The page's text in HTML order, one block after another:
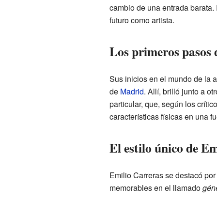
cambio de una entrada
futuro como artista.
Los primeros
Sus inicios en el mundo de la
de Madrid. Allí, brilló junto a
particular, que, según los
características físicas en una
El estilo único de
Emilio Carreras se destacó
memorables en el llamado